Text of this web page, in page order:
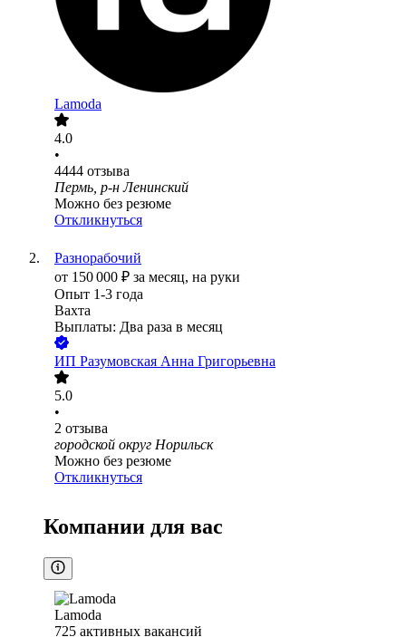
Lamoda
4.0
•
4444 отзыва
Пермь, р-н Ленинский
Можно без резюме
Откликнуться
Разнорабочий
от 150 000 ₽ за месяц, на руки
Опыт 1-3 года
Вахта
Выплаты: Два раза в месяц
ИП Разумовская Анна Григорьевна
5.0
•
2 отзыва
городской округ Норильск
Можно без резюме
Откликнуться
Компании для вас
Lamoda
725 активных вакансий